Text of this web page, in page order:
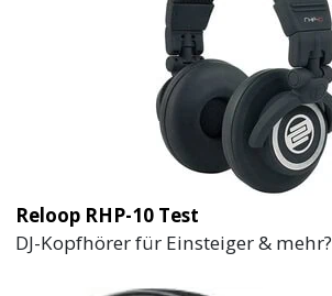
Reloop RHP-10 Test
DJ-Kopfhörer für Einsteiger & mehr?